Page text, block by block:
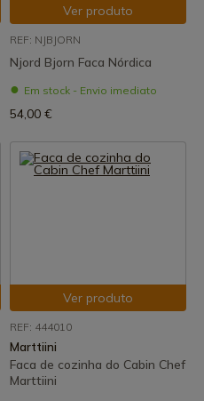
Ver produto
REF: NJBJORN
Njord Bjorn Faca Nórdica
Em stock - Envio imediato
54,00 €
Ver produto
REF: 444010
Marttiini
Faca de cozinha do Cabin Chef
Marttiini